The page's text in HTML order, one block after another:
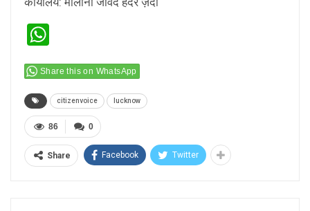
Share this on WhatsApp
citizenvoice lucknow
0
86
Share Facebook Twitter